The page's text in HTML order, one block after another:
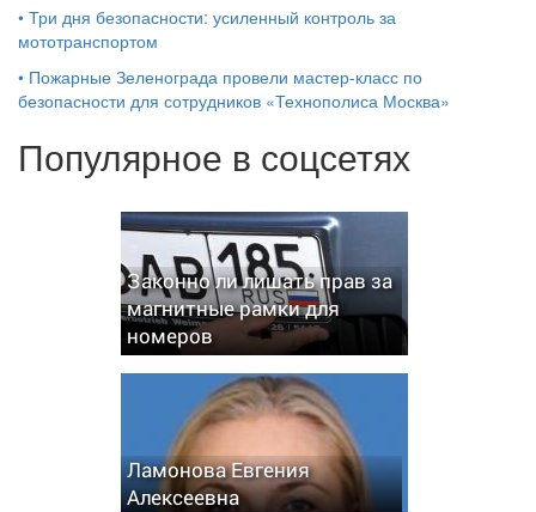
• Три дня безопасности: усиленный контроль за
мототранспортом
• Пожарные Зеленограда провели мастер-класс по
безопасности для сотрудников «Технополиса Москва»
Популярное в соцсетях
Законно ли лишать прав за
магнитные рамки для
номеров
Ламонова Евгения
Алексеевна